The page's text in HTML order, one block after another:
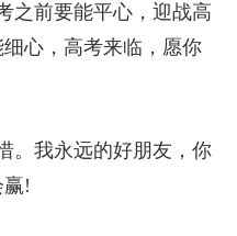
之前要能平心，迎战高
心，高考来临，愿你
。我永远的好朋友，你
!